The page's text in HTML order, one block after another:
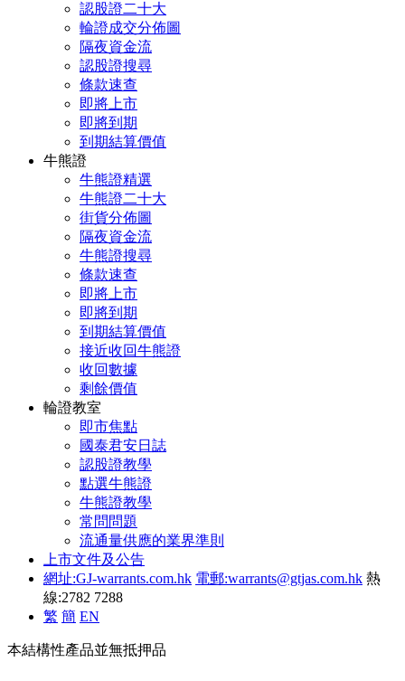
認股證二十大
輪證成交分佈圖
隔夜資金流
認股證搜尋
條款速查
即將上市
即將到期
到期結算價值
牛熊證
牛熊證精選
牛熊證二十大
街貨分佈圖
隔夜資金流
牛熊證搜尋
條款速查
即將上市
即將到期
到期結算價值
接近收回牛熊證
收回數據
剩餘價值
輪證教室
即市焦點
國泰君安日誌
認股證教學
點選牛熊證
牛熊證教學
常問問題
流通量供應的業界準則
上市文件及公告
網址:GJ-warrants.com.hk 電郵:warrants@gtjas.com.hk 熱
線:2782 7288
繁 簡 EN
本結構性產品並無抵押品